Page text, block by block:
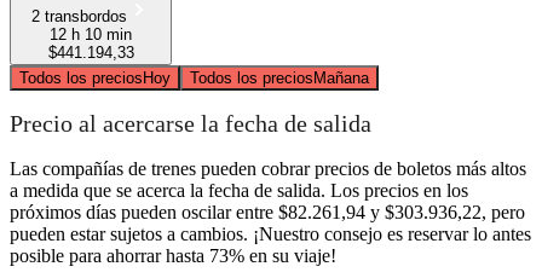
2 transbordos
12 h 10 min
$441.194,33
Todos los preciosHoy Todos los preciosMañana
Precio al acercarse la fecha de salida
Las compañías de trenes pueden cobrar precios de boletos más altos
a medida que se acerca la fecha de salida. Los precios en los
próximos días pueden oscilar entre $82.261,94 y $303.936,22, pero
pueden estar sujetos a cambios. ¡Nuestro consejo es reservar lo antes
posible para ahorrar hasta 73% en su viaje!